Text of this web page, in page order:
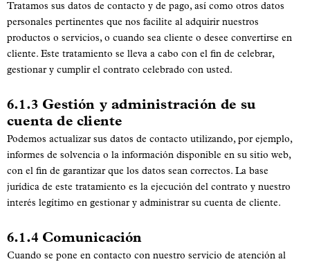
Tratamos sus datos de contacto y de pago, así como otros datos
personales pertinentes que nos facilite al adquirir nuestros
productos o servicios, o cuando sea cliente o desee convertirse en
cliente. Este tratamiento se lleva a cabo con el fin de celebrar,
gestionar y cumplir el contrato celebrado con usted.
6.1.3 Gestión y administración de su
cuenta de cliente
Podemos actualizar sus datos de contacto utilizando, por ejemplo,
informes de solvencia o la información disponible en su sitio web,
con el fin de garantizar que los datos sean correctos. La base
jurídica de este tratamiento es la ejecución del contrato y nuestro
interés legítimo en gestionar y administrar su cuenta de cliente.
6.1.4 Comunicación
Cuando se pone en contacto con nuestro servicio de atención al